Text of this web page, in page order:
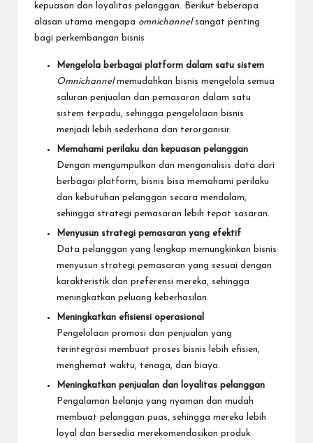
kepuasan dan loyalitas pelanggan. Berikut beberapa
alasan utama mengapa omnichannel sangat penting
bagi perkembangan bisnis
Mengelola berbagai platform dalam satu sistem
Omnichannelmemudahkan bisnis mengelola semua
saluran penjualan dan pemasaran dalam satu
sistem terpadu, sehingga pengelolaan bisnis
menjadi lebih sederhana dan terorganisir.
Memahami perilaku dan kepuasan pelanggan
Dengan mengumpulkan dan menganalisis data dari
berbagai platform, bisnis bisa memahami perilaku
dan kebutuhan pelanggan secara mendalam,
sehingga strategi pemasaran lebih tepat sasaran.
Menyusun strategi pemasaran yang efektif
Data pelanggan yang lengkap memungkinkan bisnis
menyusun strategi pemasaran yang sesuai dengan
karakteristik dan preferensi mereka, sehingga
meningkatkan peluang keberhasilan.
Meningkatkan efisiensi operasional
Pengelolaan promosi dan penjualan yang
terintegrasi membuat proses bisnis lebih efisien,
menghemat waktu, tenaga, dan biaya.
Meningkatkan penjualan dan loyalitas pelanggan
Pengalaman belanja yang nyaman dan mudah
membuat pelanggan puas, sehingga mereka lebih
loyal dan bersedia merekomendasikan produk